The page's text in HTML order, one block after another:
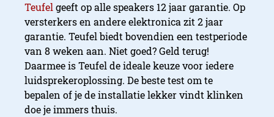
Teufelgeeft op alle speakers 12 jaar garantie. Op
versterkers en andere elektronica zit 2 jaar
garantie. Teufel biedt bovendien een testperiode
van 8 weken aan. Niet goed? Geld terug!
Daarmee is Teufel de ideale keuze voor iedere
luidsprekeroplossing. De beste test om te
bepalen of je de installatie lekker vindt klinken
doe je immers thuis.